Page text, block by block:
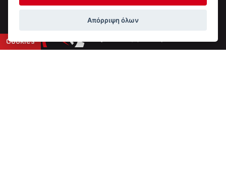
Cookies
Απόρριψη όλων